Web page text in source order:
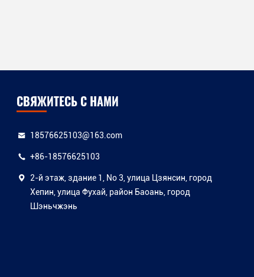
СВЯЖИТЕСЬ С НАМИ
18576625103@163.com
+86-18576625103
2-й этаж, здание 1, No 3, улица Цзянсин, город
Хепин, улица Фухай, район Баоань, город
Шэньчжэнь